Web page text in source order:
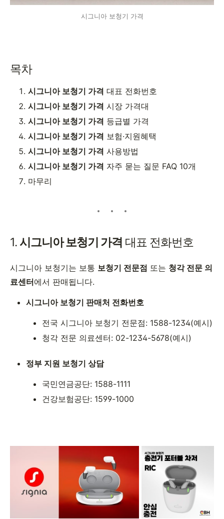
시그니아 보청기 가격
목차
시그니아 보청기 가격 대표 전화번호
시그니아 보청기 가격 시장 가격대
시그니아 보청기 가격 등급별 가격
시그니아 보청기 가격 보험·지원혜택
시그니아 보청기 가격 사용방법
시그니아 보청기 가격 자주 묻는 질문 FAQ 10개
마무리
1.시그니아 보청기 가격 대표 전화번호
시그니아 보청기는 보통 보청기 전문점 또는 청각 전문 의
료센터에서 판매됩니다.
시그니아 보청기 판매처 전화번호
전국 시그니아 보청기 전문점: 1588-1234(예시)
청각 전문 의료센터: 02-1234-5678(예시)
정부 지원 보청기 상담
국민연금공단: 1588-1111
건강보험공단: 1599-1000